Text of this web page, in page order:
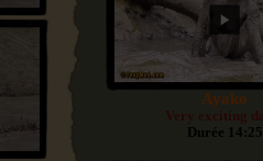
Ayako
Durée 14:25